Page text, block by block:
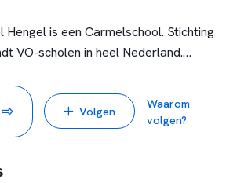
Hengel is een Carmelschool. Stichting
VO-scholen in heel Nederland.
Volgen
Waarom
volgen?